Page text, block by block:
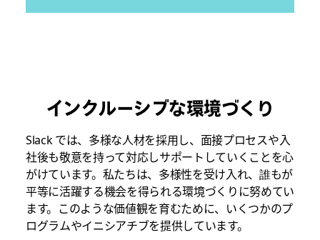
インクルーシブな環境づくり
Slack では、多様な人材を採用し、面接プロセスや入
社後も敬意を持って対応しサポートしていくことを心
がけています。私たちは、多様性を受け入れ、誰もが
平等に活躍する機会を得られる環境づくりに努めてい
ます。このような価値観を育むために、いくつかのプ
ログラムやイニシアチブを提供しています。